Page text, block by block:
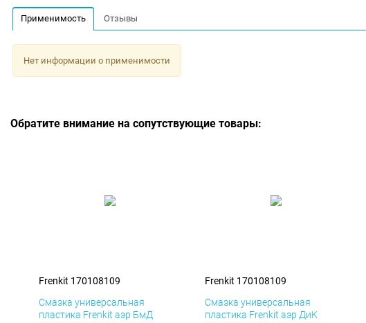
Применимость Отзывы
Нет информации о применимости
Обратите внимание на сопутствующие товары:
Frenkit 170108109
Смазка универсальная
пластика Frenkit аэр БмД
Frenkit 170108109
Смазка универсальная
пластика Frenkit аэр ДиК